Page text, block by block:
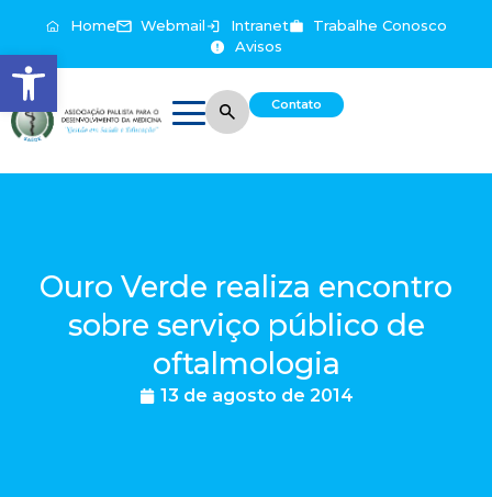
Abrir a barra de ferramentas
Home Webmail Intranet
Trabalhe Conosco
Avisos
Contato
Ouro Verde realiza encontro
sobre serviço público de
oftalmologia
13 de agosto de 2014